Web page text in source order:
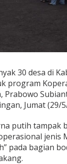
30 desa di
program
Prabowo
Jumat (29/
putih tampak
jenis
pada bagian